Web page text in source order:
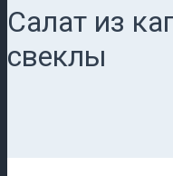
Салат из
свеклы